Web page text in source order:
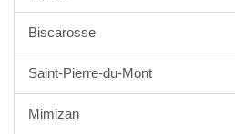
Biscarosse
Saint-Pierre-du-Mont
Mimizan